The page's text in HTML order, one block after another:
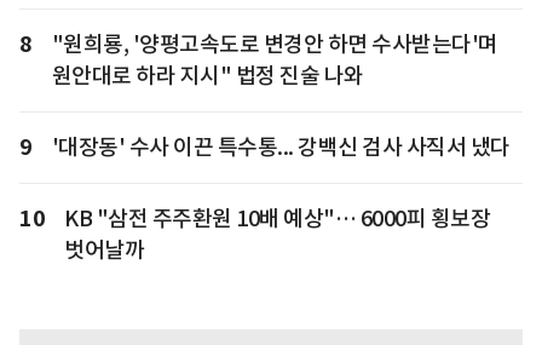
8
"원희룡, '양평고속도로 변경안 하면 수사받는다'며
원안대로 하라 지시" 법정 진술 나와
9 '대장동' 수사 이끈 특수통... 강백신 검사 사직서 냈다
10
KB "삼전 주주환원 10배 예상"… 6000피 횡보장
벗어날까